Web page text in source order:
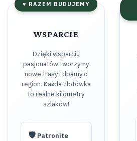
♥ RAZEM BUDUJEMY
WSPARCIE
Dzięki wsparciu
pasjonatów tworzymy
nowe trasy i dbamy o
region. Każda złotówka
to realne kilometry
szlaków!
🛡️Patronite